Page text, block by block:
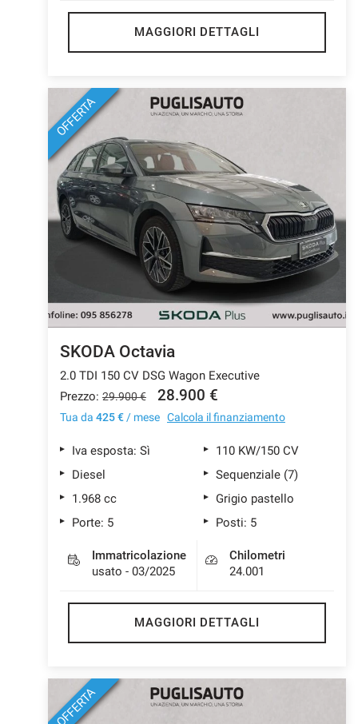
MAGGIORI DETTAGLI
OFFERTA
SKODA Octavia
2.0 TDI 150 CV DSG Wagon Executive
Prezzo: 29.900 € 28.900 €
Tua da 425 € / mese Calcola il finanziamento
Iva esposta: Sì
110 KW/150 CV
Diesel
Sequenziale (7)
1.968 cc
Grigio pastello
Porte: 5
Posti: 5
Immatricolazione
usato - 03/2025
Chilometri
24.001
MAGGIORI DETTAGLI
OFFERTA